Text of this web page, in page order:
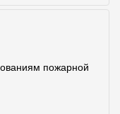
пожарной